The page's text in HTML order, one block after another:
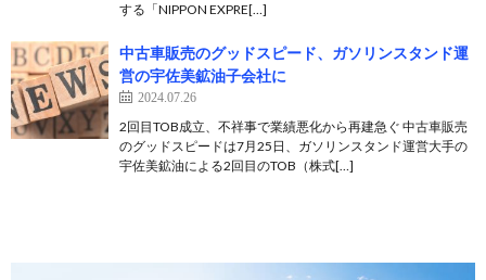
する「NIPPON EXPRE[…]
中古車販売のグッドスピード、ガソリンスタンド運
営の宇佐美鉱油子会社に
2024.07.26
2回目TOB成立、不祥事で業績悪化から再建急ぐ 中古車販売
のグッドスピードは7月25日、ガソリンスタンド運営大手の
宇佐美鉱油による2回目のTOB（株式[…]